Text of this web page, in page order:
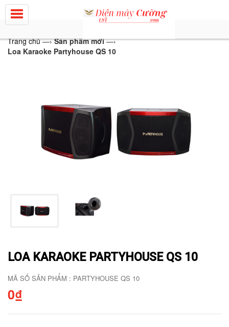
Trang chủ—› Sản phẩm mới—›
Loa Karaoke Partyhouse QS 10
LOA KARAOKE PARTYHOUSE QS 10
MÃ SỐ SẢN PHẨM : PARTYHOUSE QS 10
0₫